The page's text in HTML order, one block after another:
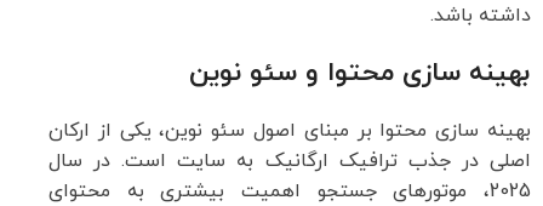
داشته باشد.
بهینه سازی محتوا و سئو نوین
بهینه سازی محتوا بر مبنای اصول سئو نوین، یکی از ارکان
اصلی در جذب ترافیک ارگانیک به سایت است. در سال
2025، موتورهای جستجو اهمیت بیشتری به محتوای